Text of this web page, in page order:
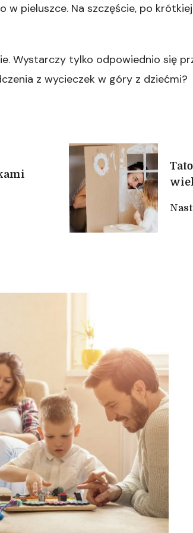
w pieluszce. Na szczęście, po
Wystarczy tylko odpowiednio się
z wycieczek w góry z dziećmi?